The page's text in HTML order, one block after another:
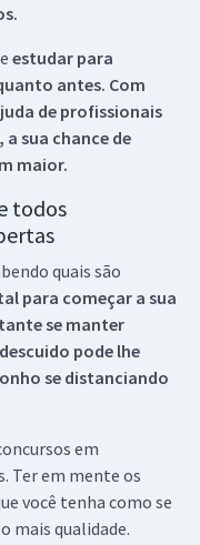
estudar para
antes. Com
de profissionais
sua chance de
maior.
todos
quais são
para começar a sua
se manter
pode lhe
se distanciando
em
Ter em mente os
você tenha como se
mais qualidade.